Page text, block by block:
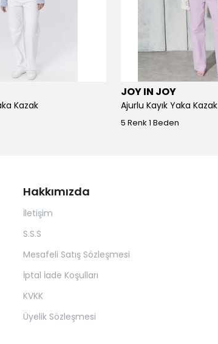
Kazak
JOY IN JOY
Ajurlu Kayık Yaka Kazak
5 Renk 1 Beden
Hakkımızda
İletişim
S.S.S
Mesafeli Satış Sözleşmesi
İptal İade Koşulları
KVKK
Üyelik Sözleşmesi